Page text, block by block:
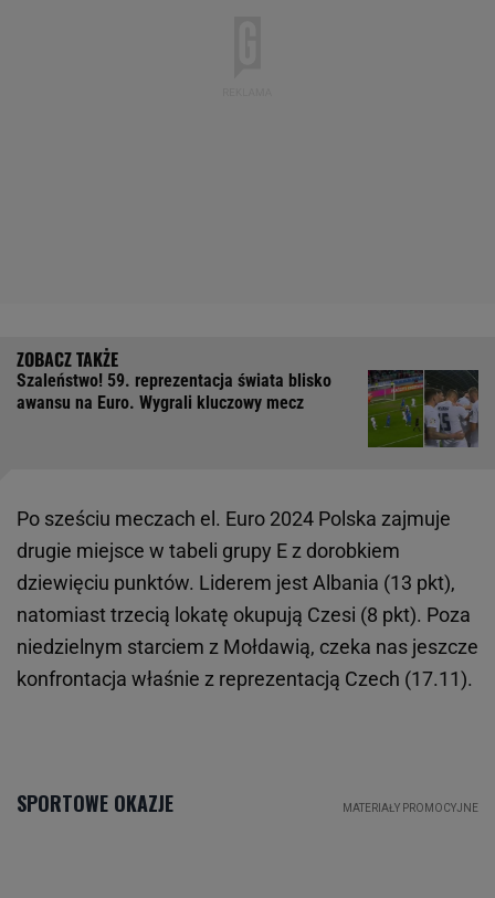
Szaleństwo! 59. reprezentacja świata blisko
awansu na Euro. Wygrali kluczowy mecz
Po sześciu meczach el. Euro 2024 Polska zajmuje
drugie miejsce w tabeli grupy E z dorobkiem
dziewięciu punktów. Liderem jest Albania (13 pkt),
natomiast trzecią lokatę okupują Czesi (8 pkt). Poza
niedzielnym starciem z Mołdawią, czeka nas jeszcze
konfrontacja właśnie z reprezentacją Czech (17.11).